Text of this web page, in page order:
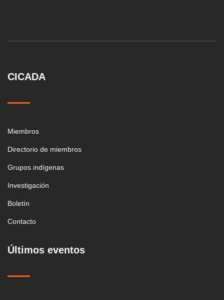
CICADA
Miembros
Directorio de miembros
Grupos indígenas
Investigación
Boletín
Contacto
Últimos eventos